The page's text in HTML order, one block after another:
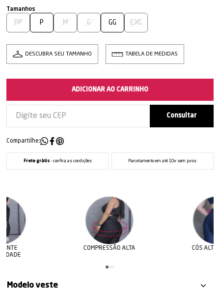
PP P M G GG EXG
DESCUBRA SEU TAMANHO TABELA DE MEDIDAS
ADICIONAR AO CARRINHO
Compartilhe:
Frete grátis- confira as condições Parcelamento em até 10x sem juros
CÓS ALTO E DUPLO
Modelo veste